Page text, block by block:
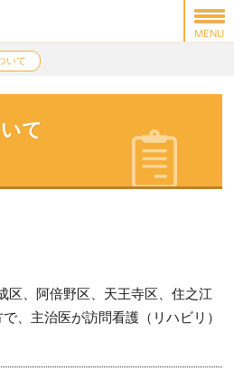
いて
て
、阿倍野区、天王寺区、住之江
、主治医が訪問看護（リハビリ）